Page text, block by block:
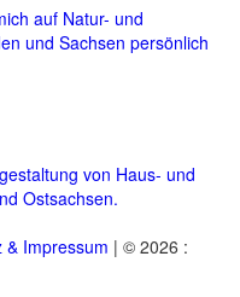
auf Natur- und
und Sachsen persönlich
von Haus- und
Ostsachsen.
& Impressum | © 2026 :